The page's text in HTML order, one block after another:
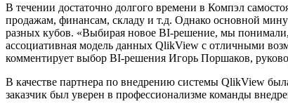
В течении достаточно долгого времени в Компэл
продажам, финансам, складу и т.д. Однако основной
разных кубов. «Выбирая новое BI-решение, мы понимали,
ассоциативная модель данных QlikView с отличными
комментирует выбор BI-решения Игорь Поршаков,
В качестве партнера по внедрению системы QlikView
заказчик был уверен в профессионализме команды